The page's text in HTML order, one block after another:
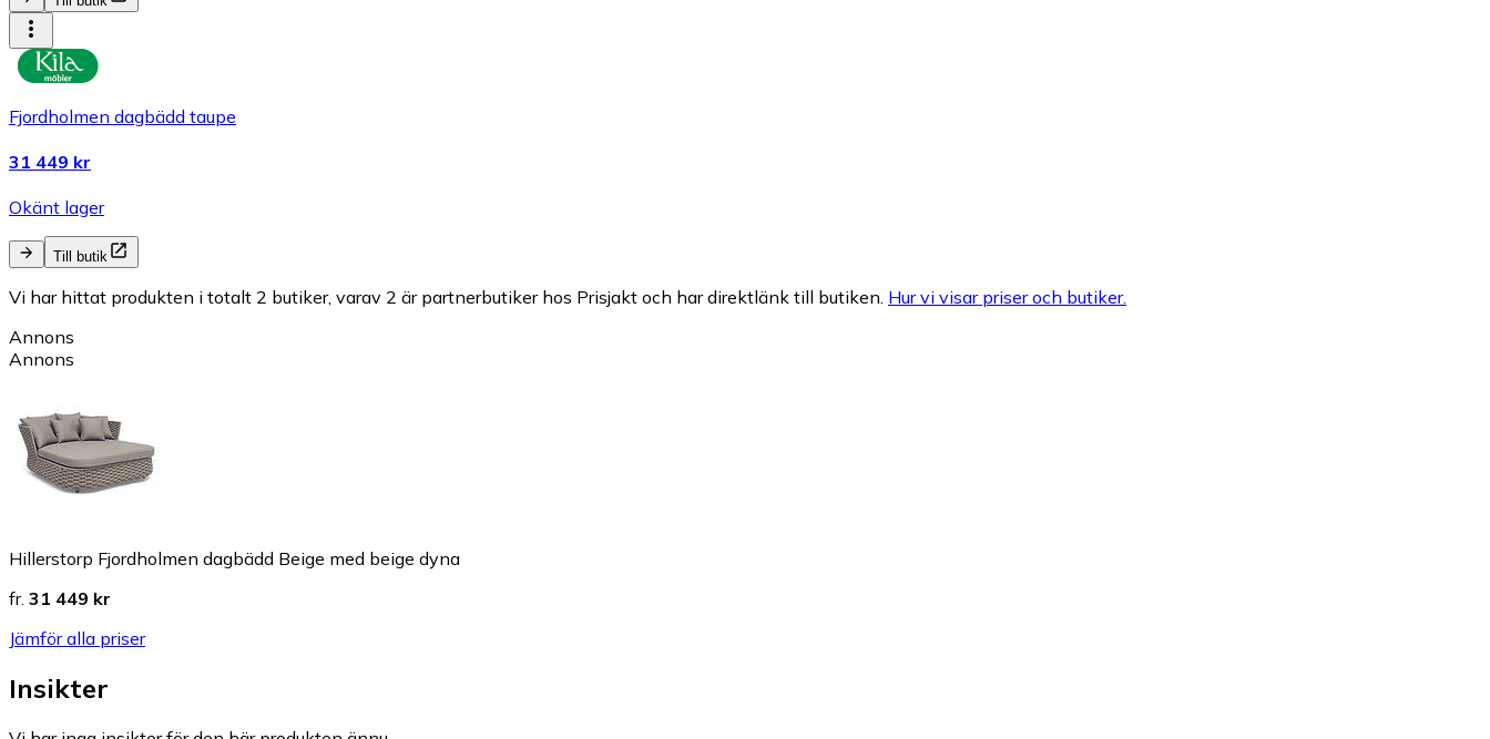
Fjordholmen dagbädd taupe
31 449 kr
Okänt lager
Till butik
Vi har hittat produkten i totalt 2 butiker, varav 2 är partnerbutiker hos Prisjakt och har direktlänk till butiken. Hur vi visar priser och butiker.
Annons
Annons
Hillerstorp Fjordholmen dagbädd Beige med beige dyna
fr. 31 449 kr
Jämför alla priser
Insikter